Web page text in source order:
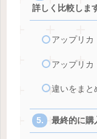
詳しく比較しま
アップリ
アップリ
違いをまと
最終的に購